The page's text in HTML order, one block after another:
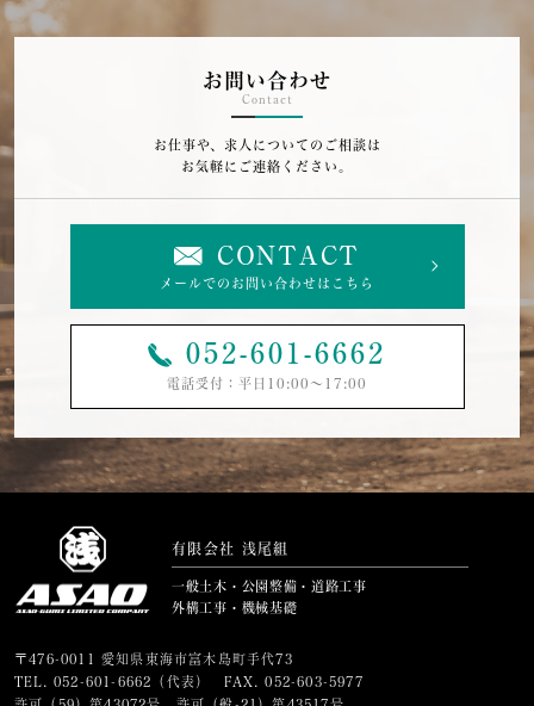
お問い合わせ
Contact
お仕事や、求人についてのご相談は
お気軽にご連絡ください。
CONTACT
メールでのお問い合わせはこちら
052-601-6662
電話受付：平日10:00〜17:00
有限会社 浅尾組
一般土木・公園整備・道路工事
外構工事・機械基礎
〒476-0011 愛知県東海市富木島町手代73
TEL. 052-601-6662
（代表） FAX. 052-603-5977